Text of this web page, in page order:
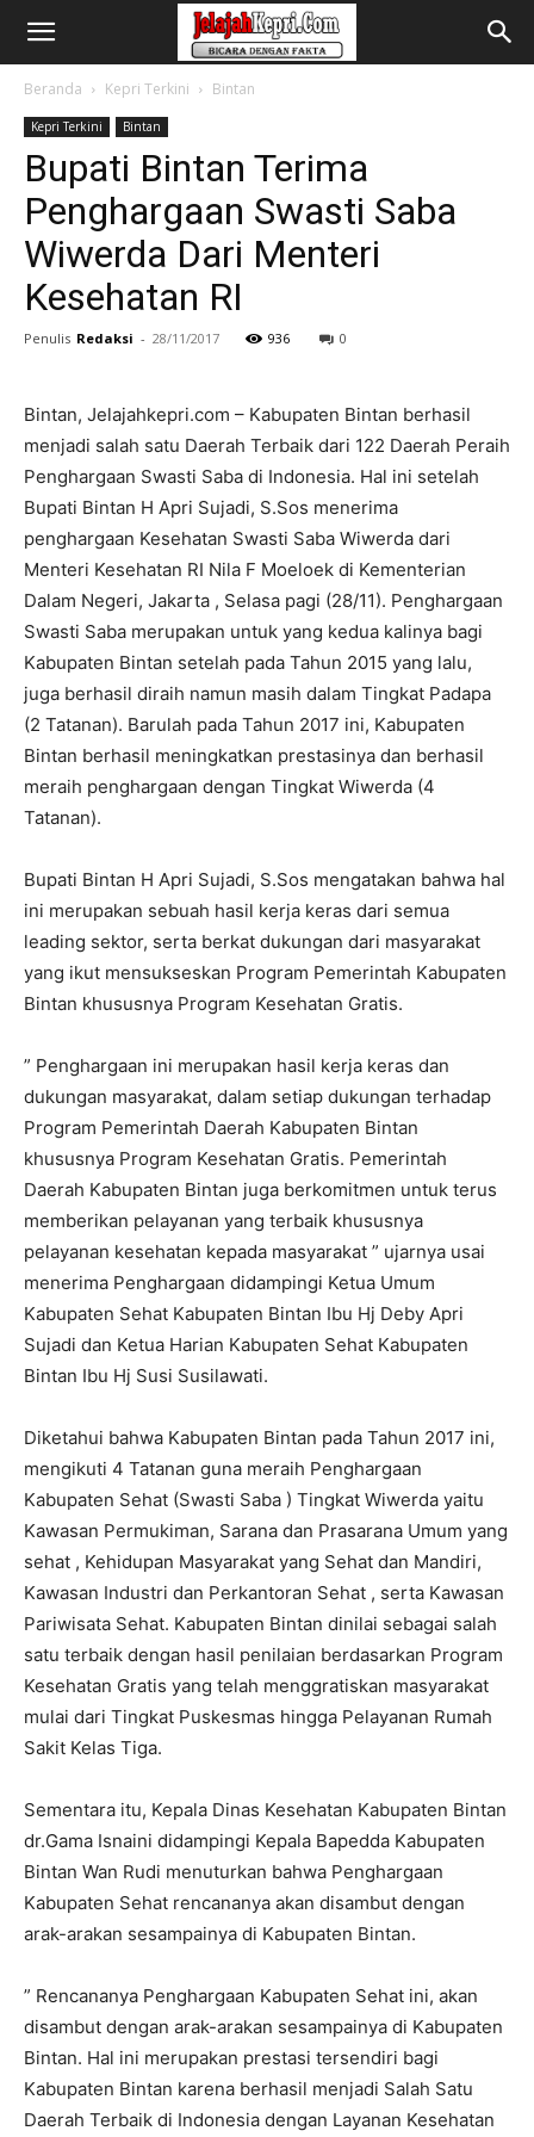
Beranda Kepri Terkini Bintan
Kepri Terkini Bintan
Bupati Bintan Terima
Penghargaan Swasti Saba
Wiwerda Dari Menteri
Kesehatan RI
Penulis Redaksi - 28/11/2017 936 0
Bintan, Jelajahkepri.com – Kabupaten Bintan berhasil
menjadi salah satu Daerah Terbaik dari 122 Daerah Peraih
Penghargaan Swasti Saba di Indonesia. Hal ini setelah
Bupati Bintan H Apri Sujadi, S.Sos menerima
penghargaan Kesehatan Swasti Saba Wiwerda dari
Menteri Kesehatan RI Nila F Moeloek di Kementerian
Dalam Negeri, Jakarta , Selasa pagi (28/11). Penghargaan
Swasti Saba merupakan untuk yang kedua kalinya bagi
Kabupaten Bintan setelah pada Tahun 2015 yang lalu,
juga berhasil diraih namun masih dalam Tingkat Padapa
(2 Tatanan). Barulah pada Tahun 2017 ini, Kabupaten
Bintan berhasil meningkatkan prestasinya dan berhasil
meraih penghargaan dengan Tingkat Wiwerda (4
Tatanan).
Bupati Bintan H Apri Sujadi, S.Sos mengatakan bahwa hal
ini merupakan sebuah hasil kerja keras dari semua
leading sektor, serta berkat dukungan dari masyarakat
yang ikut mensukseskan Program Pemerintah Kabupaten
Bintan khususnya Program Kesehatan Gratis.
” Penghargaan ini merupakan hasil kerja keras dan
dukungan masyarakat, dalam setiap dukungan terhadap
Program Pemerintah Daerah Kabupaten Bintan
khususnya Program Kesehatan Gratis. Pemerintah
Daerah Kabupaten Bintan juga berkomitmen untuk terus
memberikan pelayanan yang terbaik khususnya
pelayanan kesehatan kepada masyarakat ” ujarnya usai
menerima Penghargaan didampingi Ketua Umum
Kabupaten Sehat Kabupaten Bintan Ibu Hj Deby Apri
Sujadi dan Ketua Harian Kabupaten Sehat Kabupaten
Bintan Ibu Hj Susi Susilawati.
Diketahui bahwa Kabupaten Bintan pada Tahun 2017 ini,
mengikuti 4 Tatanan guna meraih Penghargaan
Kabupaten Sehat (Swasti Saba ) Tingkat Wiwerda yaitu
Kawasan Permukiman, Sarana dan Prasarana Umum yang
sehat , Kehidupan Masyarakat yang Sehat dan Mandiri,
Kawasan Industri dan Perkantoran Sehat , serta Kawasan
Pariwisata Sehat. Kabupaten Bintan dinilai sebagai salah
satu terbaik dengan hasil penilaian berdasarkan Program
Kesehatan Gratis yang telah menggratiskan masyarakat
mulai dari Tingkat Puskesmas hingga Pelayanan Rumah
Sakit Kelas Tiga.
Sementara itu, Kepala Dinas Kesehatan Kabupaten Bintan
dr.Gama Isnaini didampingi Kepala Bapedda Kabupaten
Bintan Wan Rudi menuturkan bahwa Penghargaan
Kabupaten Sehat rencananya akan disambut dengan
arak-arakan sesampainya di Kabupaten Bintan.
” Rencananya Penghargaan Kabupaten Sehat ini, akan
disambut dengan arak-arakan sesampainya di Kabupaten
Bintan. Hal ini merupakan prestasi tersendiri bagi
Kabupaten Bintan karena berhasil menjadi Salah Satu
Daerah Terbaik di Indonesia dengan Layanan Kesehatan